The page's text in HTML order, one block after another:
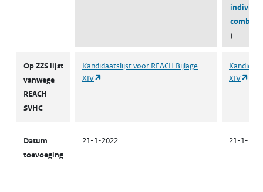
)
Op ZZS lijst
vanwege
REACH
SVHC
Kandidaatslijst voor REACH Bijlage
XIV
XIV
Datum
toevoeging
21-1-2022 21-1-